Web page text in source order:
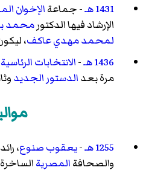
1431 هـ
- جماعةالإخوان
الإرشاد فيها الدكتورمحمد
لمحمد مهدي عاكف،
1436 هـ
-الانتخابات
مرة بعدالدستور الجديد
1255 هـ -يعقوب صنوع،
والصحافةالمصرية